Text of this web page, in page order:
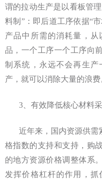
谓的拉动生产是以看板管
料制”：即后道工序依据“
产品中所需的消耗量，
品，一个工序一个工序向
制系统，永远不会再生产
产，就可以消除大量的浪费
3、有效降低核心材料
近年来，国内资源供需
格指数的支持和支持，购
的地方资源价格调整体系
发挥价格杠杆的作用，